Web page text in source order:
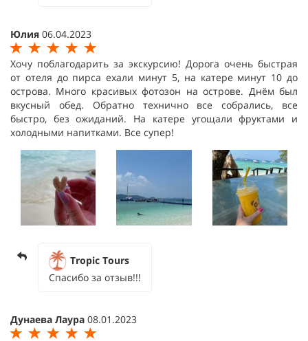
Юлия 06.04.2023
Хочу поблагодарить за экскурсию! Дорога очень быстрая
от отеля до пирса ехали минут 5, на катере минут 10 до
острова. Много красивых фотозон на острове. Днём был
вкусный обед. Обратно технично все собрались, все
быстро, без ожиданий. На катере угощали фруктами и
холодными напитками. Все супер!
Tropic Tours
Спасибо за отзыв!!!
Дунаева Лаура 08.01.2023